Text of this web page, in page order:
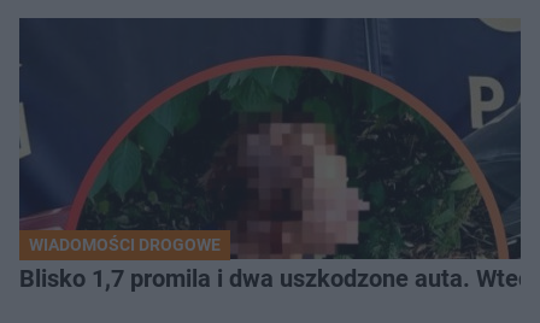
WIADOMOŚCI DROGOWE
Blisko 1,7 promila i dwa uszkodzone auta.